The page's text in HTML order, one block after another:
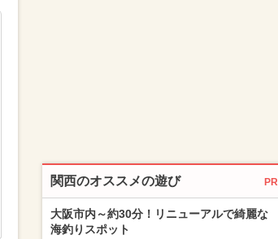
関西のオススメの遊び PR
大阪市内～約30分！リニューアルで綺麗な
海釣りスポット